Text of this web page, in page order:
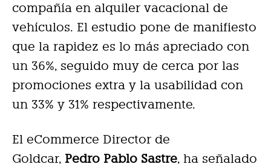
compañía en alquiler vacacional de
vehículos. El estudio pone de manifiesto
que la rapidez es lo más apreciado con
un 36%, seguido muy de cerca por las
promociones extra y la usabilidad con
un 33% y 31% respectivamente.
El eCommerce Director de
Goldcar, Pedro Pablo Sastre, ha señalado